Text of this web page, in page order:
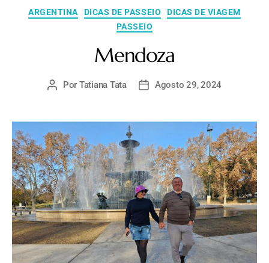
ARGENTINA DICAS DE PASSEIO
DICAS DE VIAGEM
PASSEIO
Mendoza
Por Tatiana Tata Agosto 29, 2024